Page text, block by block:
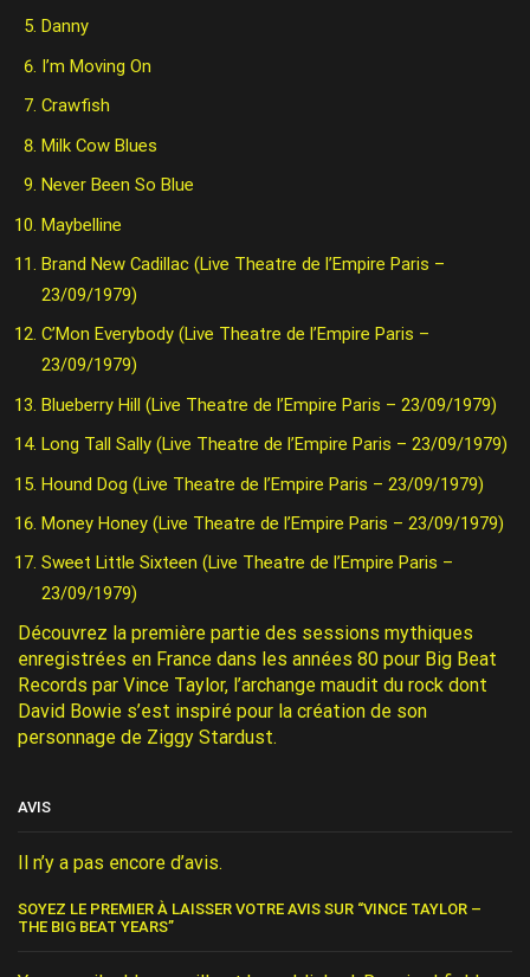
Danny
I’m Moving On
Crawfish
Milk Cow Blues
Never Been So Blue
Maybelline
Brand New Cadillac (Live Theatre de l’Empire Paris –
23/09/1979)
C’Mon Everybody (Live Theatre de l’Empire Paris –
23/09/1979)
Blueberry Hill (Live Theatre de l’Empire Paris – 23/09/1979)
Long Tall Sally (Live Theatre de l’Empire Paris – 23/09/1979)
Hound Dog (Live Theatre de l’Empire Paris – 23/09/1979)
Money Honey (Live Theatre de l’Empire Paris – 23/09/1979)
Sweet Little Sixteen (Live Theatre de l’Empire Paris –
23/09/1979)
Découvrez la première partie des sessions mythiques
enregistrées en France dans les années 80 pour Big Beat
Records par Vince Taylor, l’archange maudit du rock dont
David Bowie s’est inspiré pour la création de son
personnage de Ziggy Stardust.
AVIS
Il n’y a pas encore d’avis.
SOYEZ LE PREMIER À LAISSER VOTRE AVIS SUR “VINCE TAYLOR –
THE BIG BEAT YEARS”